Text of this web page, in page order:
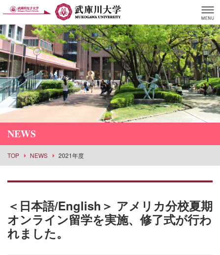
NEWS
TOP NEWS 2021年度
＜日本語/English＞ アメリカ分校夏期
オンライン留学を実施、修了式が行わ
れました。